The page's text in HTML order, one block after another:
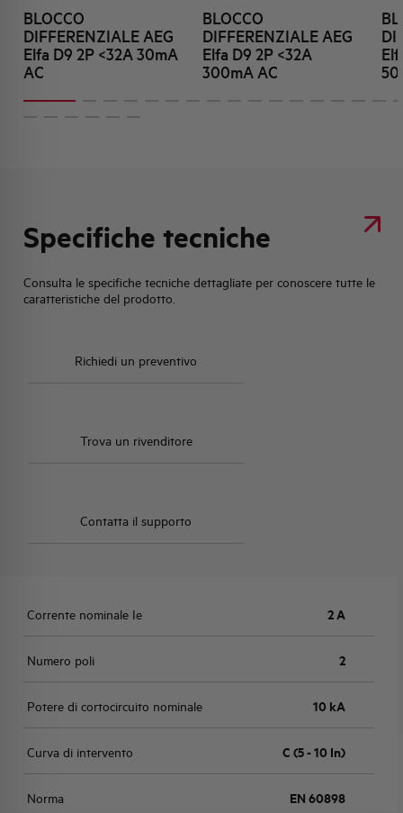
BLOCCO
DIFFERENZIALE AEG
Elfa D9 2P <32A 30mA
AC
BLOCCO
DIFFERENZIALE AEG
Elfa D9 2P <32A
300mA AC
Specifiche tecniche
Consulta le specifiche tecniche dettagliate per conoscere tutte le
caratteristiche del prodotto.
Richiedi un preventivo
Trova un rivenditore
Contatta il supporto
Corrente nominale Ie 2 A
Numero poli 2
Potere di cortocircuito nominale 10 kA
Curva di intervento C (5 - 10 In)
Norma EN 60898